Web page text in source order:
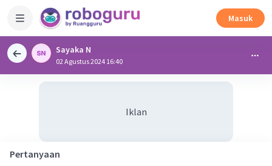
Masuk
Sayaka N
02 Agustus 2024 16:40
Iklan
Pertanyaan